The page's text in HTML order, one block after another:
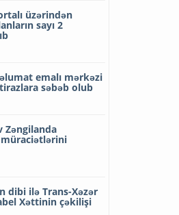
üzərindən
sayı 2
emalı mərkəzi
səbəb olub
Zəngilanda
müraciətlərini
dibi ilə Trans-Xəzər
Xəttinin çəkilişi